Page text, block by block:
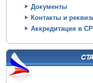
Документы
Контакты и
Аккредитация в